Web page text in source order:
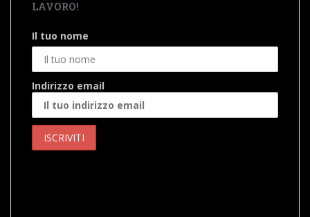
LAVORO!
Il tuo nome
Indirizzo email